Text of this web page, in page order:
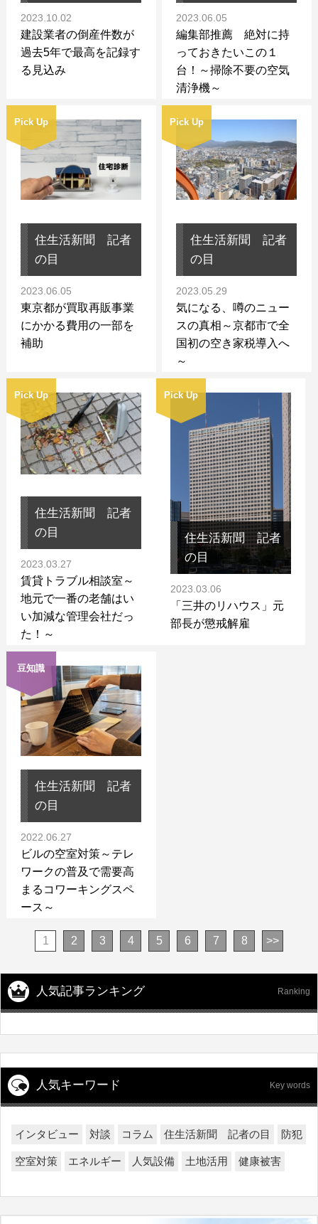
2023.10.02
建設業者の倒産件数が
過去5年で最高を記録す
る見込み
2023.06.05
編集部推薦 絶対に持
っておきたいこの１
台！～掃除不要の空気
清浄機～
Pick Up
住生活新聞 記者
の目
2023.06.05
東京都が買取再販事業
にかかる費用の一部を
補助
Pick Up
住生活新聞 記者
の目
2023.05.29
気になる、噂のニュー
スの真相～京都市で全
国初の空き家税導入へ
～
Pick Up
住生活新聞 記者
の目
2023.03.27
賃貸トラブル相談室～
地元で一番の老舗はい
い加減な管理会社だっ
た！～
Pick Up
住生活新聞 記者
の目
2023.03.06
「三井のリハウス」元
部長が懲戒解雇
豆知識
住生活新聞 記者
の目
2022.06.27
ビルの空室対策～テレ
ワークの普及で需要高
まるコワーキングスペ
ース～
1 2 3 4 5 6 7 8 >>
人気記事ランキング Ranking
人気キーワード Key words
インタビュー 対談 コラム 住生活新聞 記者の目 防犯
空室対策 エネルギー 人気設備 土地活用 健康被害